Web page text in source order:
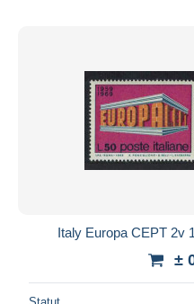
Italy Europa CEPT 2v
±